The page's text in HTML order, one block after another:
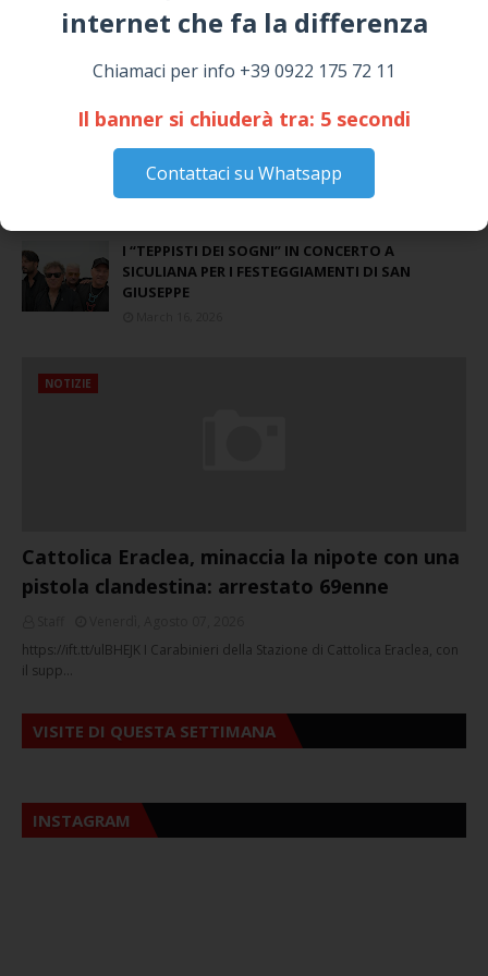
internet che fa la differenza​
Chiamaci per info +39 0922 175 72 11
Il banner si chiuderà tra: 4 secondi
Contattaci su Whatsapp
SICULIANA
Siculiana, concerto del 1° Maggio 2026 in
Piazza Umberto I: arrivano I Cugini di
Campagna
I “TEPPISTI DEI SOGNI” IN CONCERTO A
SICULIANA PER I FESTEGGIAMENTI DI SAN
GIUSEPPE
NOTIZIE
Cattolica Eraclea, minaccia la nipote con una
pistola clandestina: arrestato 69enne
https://ift.tt/ulBHEJK I Carabinieri della Stazione di Cattolica Eraclea, con
il supp…
VISITE DI QUESTA SETTIMANA
INSTAGRAM